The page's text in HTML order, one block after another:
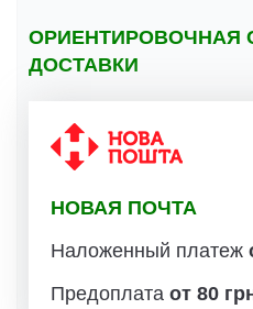
ОРИЕНТИРОВОЧНАЯ
ДОСТАВКИ
НОВАЯ ПОЧТА
Наложенный платеж
Предоплата от 80